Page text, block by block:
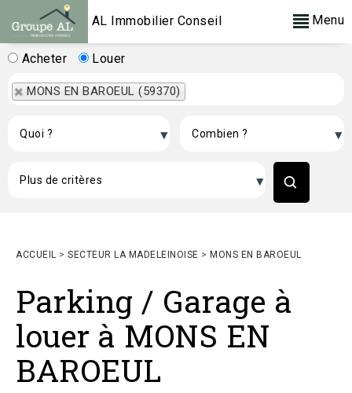
AL Immobilier Conseil Menu
Acheter Louer
MONS EN BAROEUL (59370)
ACCUEIL > SECTEUR LA MADELEINOISE > MONS EN BAROEUL
Parking / Garage à
louer à MONS EN
BAROEUL